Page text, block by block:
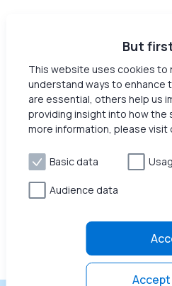
But
This website uses cookies to
understand ways to enhance
are essential, others help us
providing insight into how the
more information, please visit
Basic data
Audience data